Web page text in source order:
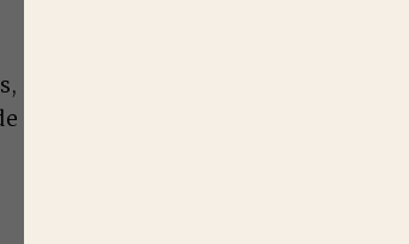
d'ails et d'épices. Il n’y a plus
fromage et de légumes frais,